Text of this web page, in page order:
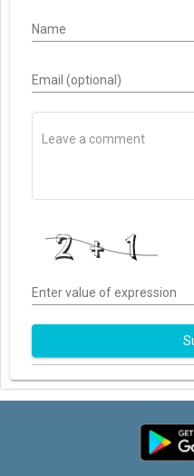
Name
Email (optional)
Enter value of expression